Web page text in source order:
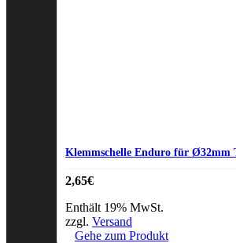
Klemmschelle Enduro für Ø32mm
2,65€
Enthält 19% MwSt.
zzgl. Versand
Gehe zum Produkt